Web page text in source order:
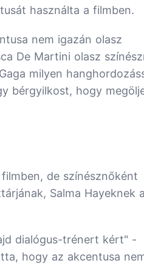
használta a filmben.
nem igazán olasz
De Martini olasz
milyen
bérgyilkost, hogy
de színésznőként
Salma Hayeknek
dialógus-trénert kért" -
hogy az akcentusa